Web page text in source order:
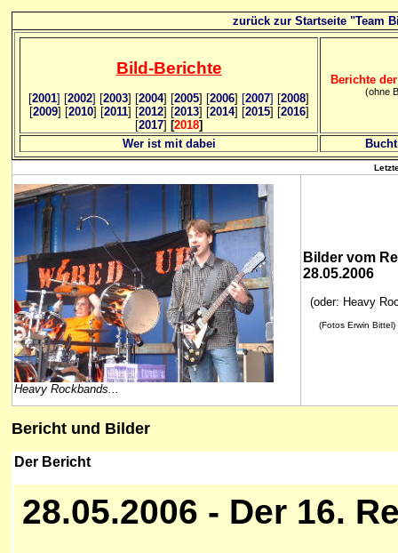
zurück zur Startseite "Team
Bild-Berichte
[2001] [2002] [2003] [2004] [2005] [2006] [2007] [2008]
[2009] [2010] [2011] [2012] [2013] [2014] [2015] [2016]
[2017] [2018]
Berichte
(ohne
Wer ist mit dabei
Heavy Rockbands...
Bilder vom
28.05.2006
(oder: Heavy
(Fotos Erwin Bittel)
Bericht und Bilder
Der Bericht
28.05.2006 - Der 16.